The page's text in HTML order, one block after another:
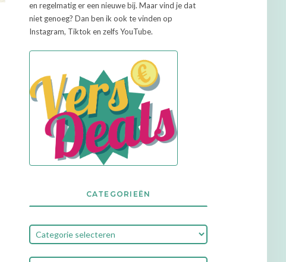
en regelmatig er een nieuwe bij. Maar vind je dat
niet genoeg? Dan ben ik ook te vinden op
Instagram, Tiktok en zelfs YouTube.
CATEGORIEËN